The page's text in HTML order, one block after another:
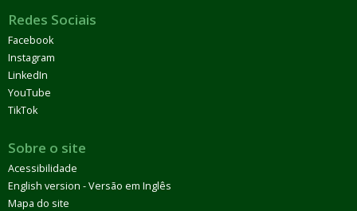
Redes Sociais
Facebook
Instagram
LinkedIn
YouTube
TikTok
Sobre o site
Acessibilidade
English version - Versão em Inglês
Mapa do site